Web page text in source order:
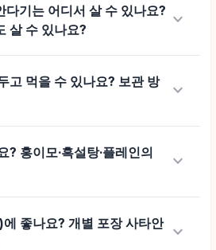
다기는 어디서 살 수 있나요?
살 수 있나요?
keyboard_arrow_down
고 먹을 수 있나요? 보관 방
keyboard_arrow_down
? 홍이모·흑설탕·플레인의
keyboard_arrow_down
좋나요? 개별 포장 사타안
keyboard_arrow_down